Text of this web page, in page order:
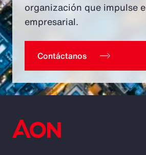
organización que impulse
empresarial.
Contáctanos